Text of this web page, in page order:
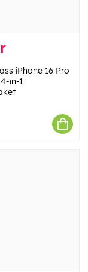
iPhone 16 Pro
in-1